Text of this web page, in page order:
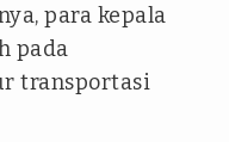
para kepala
pada
transportasi